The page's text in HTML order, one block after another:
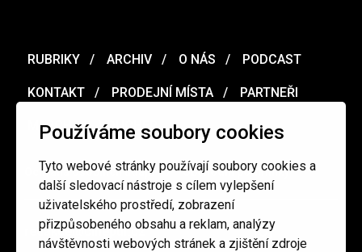
Používáme soubory cookies
Tyto webové stránky používají soubory cookies a
další sledovací nástroje s cílem vylepšení
uživatelského prostředí, zobrazení
přizpůsobeného obsahu a reklam, analýzy
návštěvnosti webových stránek a zjištění zdroje
RUBRIKY ARCHIV O NÁS PODCAST
KONTAKT PRODEJNÍ MÍSTA PARTNEŘI
MERCH VOUCHER
Ochrana osobních údajů / Obchodní podmínky
redakce@cinepur.cz